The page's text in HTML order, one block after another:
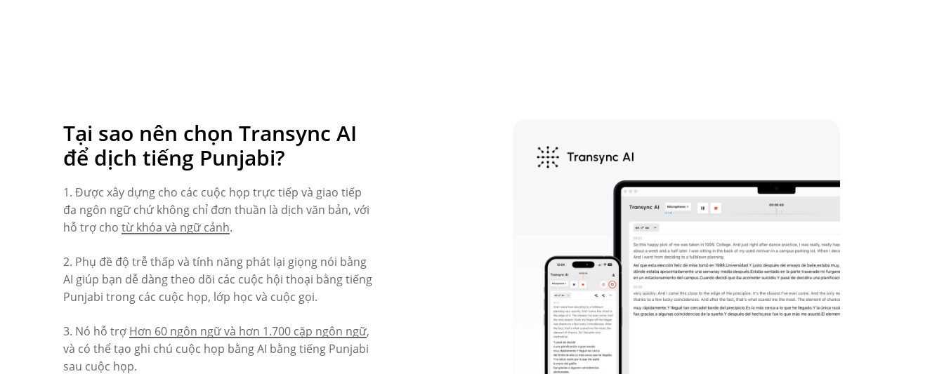
Tại sao nên chọn Transync AI
để dịch tiếng Punjabi?
1. Được xây dựng cho các cuộc họp trực tiếp và giao tiếp
đa ngôn ngữ chứ không chỉ đơn thuần là dịch văn bản, với
hỗ trợ cho từ khóa và ngữ cảnh.
2. Phụ đề độ trễ thấp và tính năng phát lại giọng nói bằng
AI giúp bạn dễ dàng theo dõi các cuộc hội thoại bằng tiếng
Punjabi trong các cuộc họp, lớp học và cuộc gọi.
3. Nó hỗ trợ Hơn 60 ngôn ngữ và hơn 1.700 cặp ngôn ngữ,
và có thể tạo ghi chú cuộc họp bằng AI bằng tiếng Punjabi
sau cuộc họp.